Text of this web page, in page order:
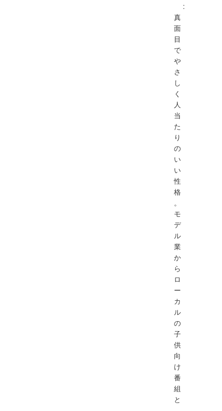
:
真
面
目
で
や
さ
し
く
人
当
た
り
の
い
い
性
格
。
モ
デ
ル
業
か
ら
ロ
ー
カ
ル
の
子
供
向
け
番
組
と